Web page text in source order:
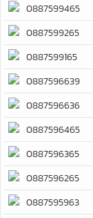
0887599465
0887599265
0887599165
0887596639
0887596636
0887596465
0887596365
0887596265
0887595963